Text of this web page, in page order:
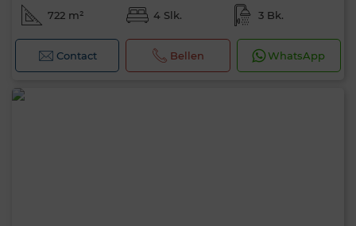
722 m² 4 Slk. 3 Bk.
Contact Bellen WhatsApp